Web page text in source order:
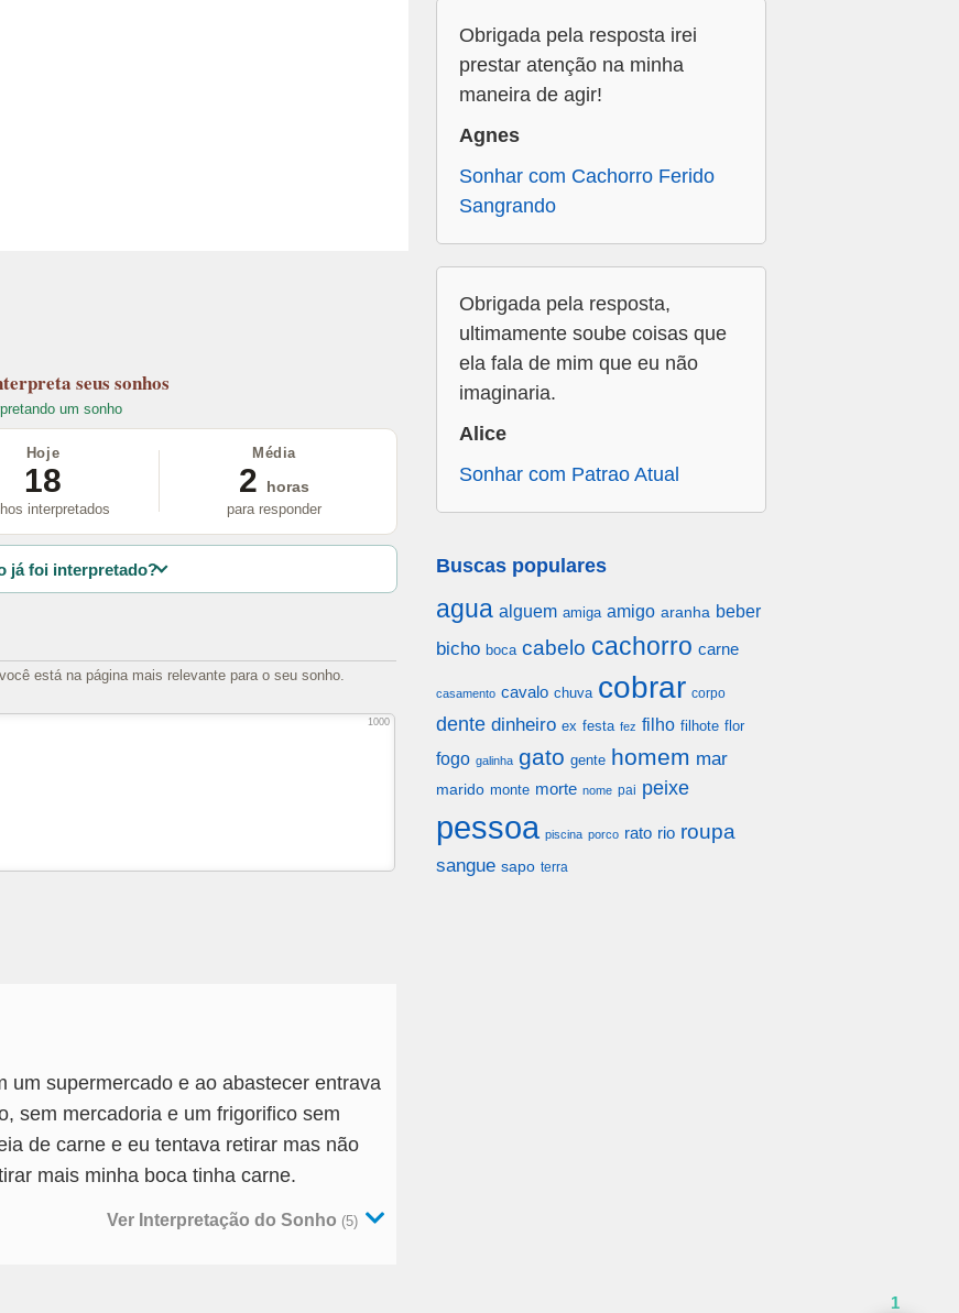
seus sonhos
um sonho
Hoje
18
interpretados
Média
2
horas
para responder
já foi interpretado?
está na página mais relevante para o seu sonho.
1000
um supermercado e ao abastecer entrava
sem mercadoria e um frigorifico sem
de carne e eu tentava retirar mas não
mais minha boca tinha carne.
Ver Interpretação do Sonho (5)
Obrigada pela resposta irei
prestar atenção na minha
maneira de agir!
Agnes
Sonhar com Cachorro Ferido
Sangrando
Obrigada pela resposta,
ultimamente soube coisas que
ela fala de mim que eu não
imaginaria.
Alice
Sonhar com Patrao Atual
Buscas populares
agua alguem amiga amigo aranha beber
bicho boca cabelo cachorro carne
casamento cavalo chuva cobrar corpo
dente dinheiro ex festa fez filho filhote flor
fogo galinha gato gente homem mar
marido monte morte nome pai peixe
pessoa piscina porco rato rio roupa
sangue sapo terra
1